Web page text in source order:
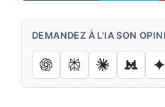
DEMANDEZ À L'IA SON